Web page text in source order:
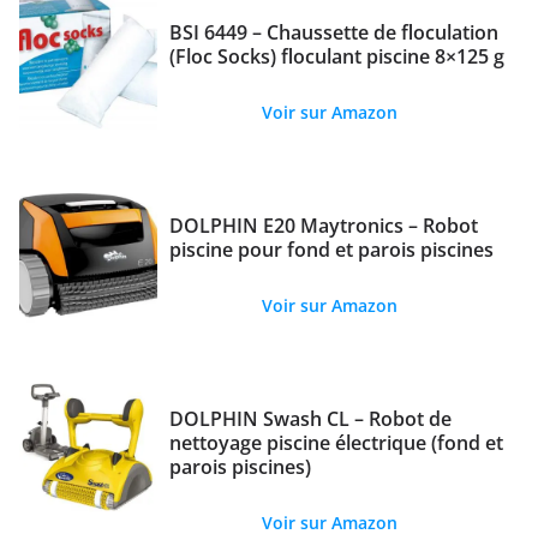
BSI 6449 – Chaussette de floculation
(Floc Socks) floculant piscine 8×125 g
Voir sur Amazon
DOLPHIN E20 Maytronics – Robot
piscine pour fond et parois piscines
Voir sur Amazon
DOLPHIN Swash CL – Robot de
nettoyage piscine électrique (fond et
parois piscines)
Voir sur Amazon